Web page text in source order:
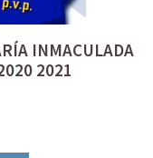
INMACULADA
2021